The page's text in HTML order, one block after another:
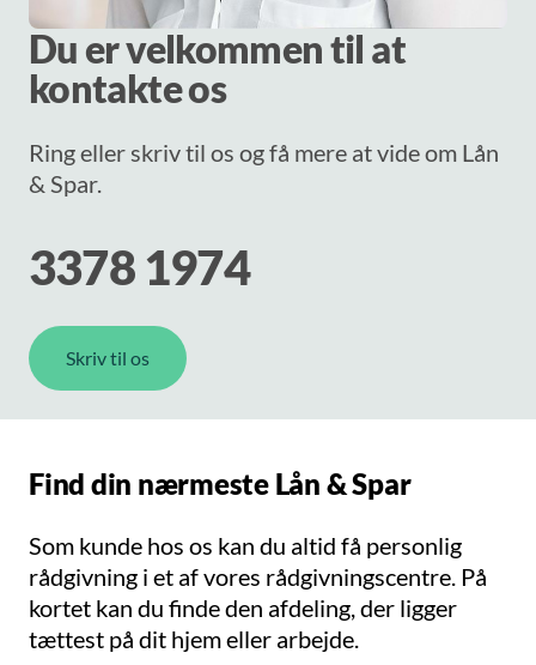
Du er velkommen til at
kontakte os
Ring eller skriv til os og få mere at vide om Lån
& Spar.
3378 1974
Skriv til os
Find din nærmeste Lån & Spar
Som kunde hos os kan du altid få personlig
rådgivning i et af vores rådgivningscentre. På
kortet kan du finde den afdeling, der ligger
tættest på dit hjem eller arbejde.